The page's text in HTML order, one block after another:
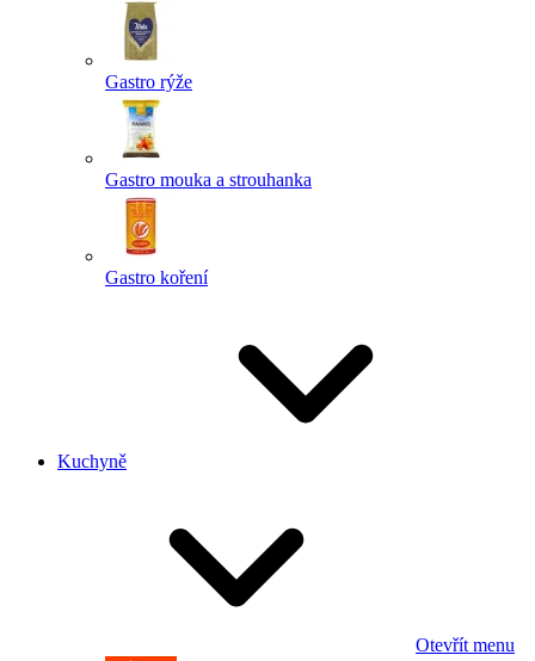
Gastro rýže
Gastro mouka a strouhanka
Gastro koření
Kuchyně
Otevřít menu